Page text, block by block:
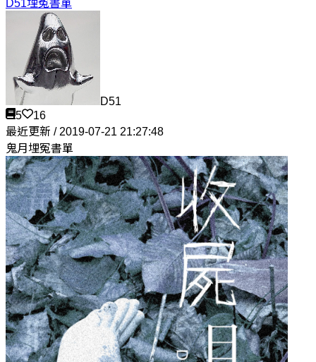
D51埋冤書單
D51
5
16
最近更新 / 2019-07-21 21:27:48
鬼月埋冤書單